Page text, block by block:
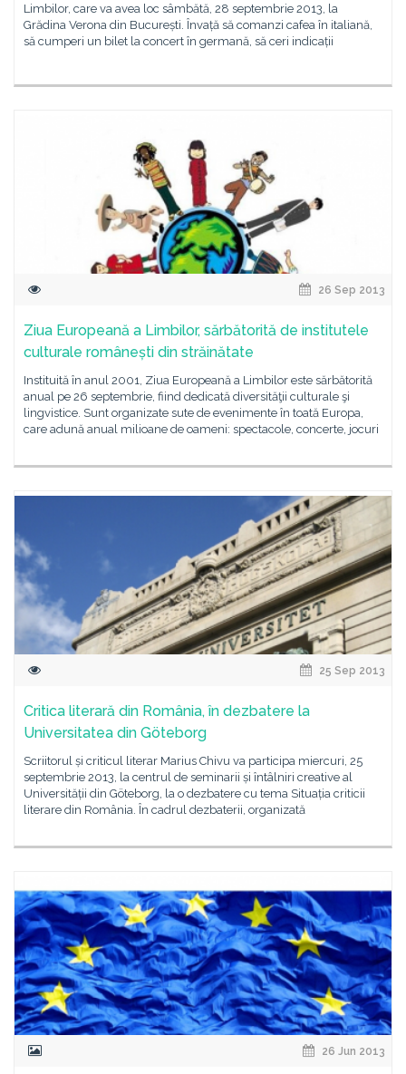
Limbilor, care va avea loc sâmbătă, 28 septembrie 2013, la
Grădina Verona din București. Învață să comanzi cafea în italiană,
să cumperi un bilet la concert în germană, să ceri indicații
26 Sep 2013
Ziua Europeană a Limbilor, sărbătorită de institutele
culturale românești din străinătate
Instituită în anul 2001, Ziua Europeană a Limbilor este sărbătorită
anual pe 26 septembrie, fiind dedicată diversităţii culturale şi
lingvistice. Sunt organizate sute de evenimente în toată Europa,
care adună anual milioane de oameni: spectacole, concerte, jocuri
25 Sep 2013
Critica literară din România, în dezbatere la
Universitatea din Göteborg
Scriitorul și criticul literar Marius Chivu va participa miercuri, 25
septembrie 2013, la centrul de seminarii și întâlniri creative al
Universității din Göteborg, la o dezbatere cu tema Situația criticii
literare din România. În cadrul dezbaterii, organizată
26 Jun 2013